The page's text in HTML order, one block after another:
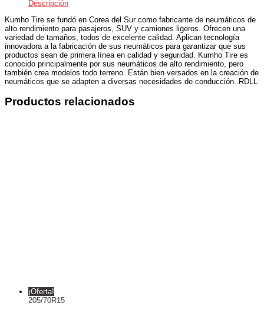
Descripción
Kumho Tire se fundó en Corea del Sur como fabricante de neumáticos de
alto rendimiento para pasajeros, SUV y camiones ligeros. Ofrecen una
variedad de tamaños, todos de excelente calidad. Aplican tecnología
innovadora a la fabricación de sus neumáticos para garantizar que sus
productos sean de primera línea en calidad y seguridad. Kumho Tire es
conocido principalmente por sus neumáticos de alto rendimiento, pero
también crea modelos todo terreno. Están bien versados ​​en la creación de
neumáticos que se adapten a diversas necesidades de conducción..RDLL
Productos relacionados
¡Oferta!
205/70R15